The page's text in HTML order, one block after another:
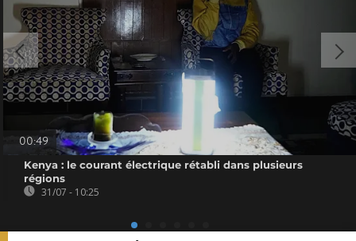
00:49
Kenya : le courant électrique rétabli dans plusieurs
régions
31/07 - 10:25